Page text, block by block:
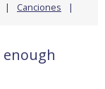
Canciones
enough